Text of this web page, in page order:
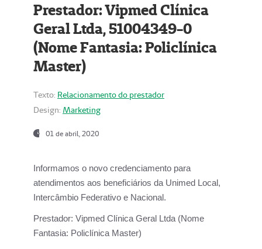
Prestador: Vipmed Clínica
Geral Ltda, 51004349-0
(Nome Fantasia: Policlínica
Master)
Texto: Relacionamento do prestador
Design: Marketing
01 de abril, 2020
Informamos o novo credenciamento para
atendimentos aos beneficiários da Unimed Local,
Intercâmbio Federativo e Nacional.
Prestador: Vipmed Clínica Geral Ltda (Nome
Fantasia: Policlínica Master)